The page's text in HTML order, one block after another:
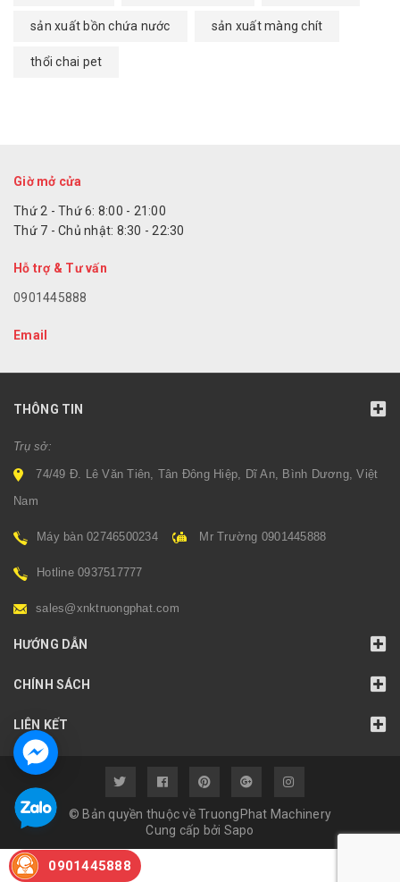
sản xuất bồn chứa nước sản xuất màng chít
thổi chai pet
Giờ mở cửa
Thứ 2 - Thứ 6: 8:00 - 21:00
Thứ 7 - Chủ nhật: 8:30 - 22:30
Hỗ trợ & Tư vấn
0901445888
Email
THÔNG TIN
Trụ sở:
74/49 Đ. Lê Văn Tiên, Tân Đông Hiệp, Dĩ An, Bình Dương, Việt
Nam
Máy bàn 02746500234 Mr Trường 0901445888
Hotline 0937517777
sales@xnktruongphat.com
HƯỚNG DẪN
CHÍNH SÁCH
LIÊN KẾT
© Bản quyền thuộc về TruongPhat Machinery
Cung cấp bởi Sapo
0901445888